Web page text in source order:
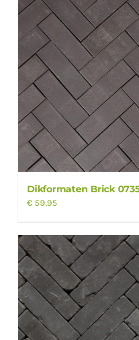
Dikformaten Brick
€ 59,95